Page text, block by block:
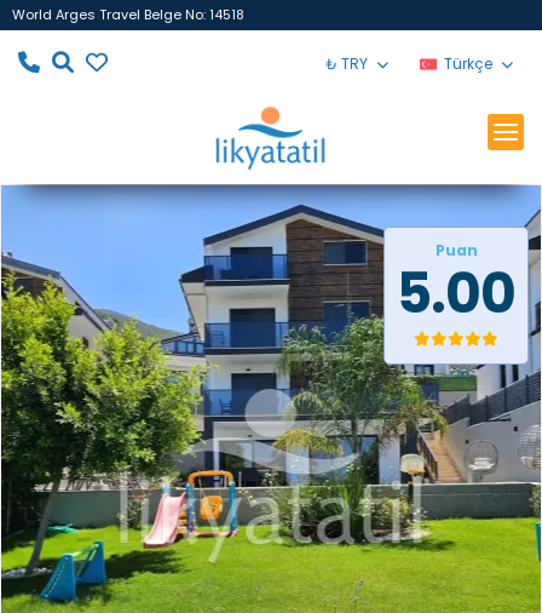
World Arges Travel Belge No: 14518
₺ TRY Türkçe
Puan
5.00